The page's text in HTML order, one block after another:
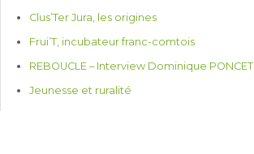
Clus’Ter Jura, les origines
Frui’T, incubateur franc-comtois
REBOUCLE – Interview Dominique PONCET
Jeunesse et ruralité